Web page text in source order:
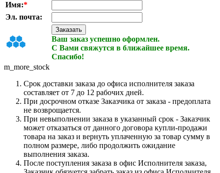
Имя:*
Эл. почта:
Ваш заказ успешно оформлен.
С Вами свяжутся в ближайшее время.
Спасибо!
m_more_stock
Срок доставки заказа до офиса исполнителя заказа
составляет от 7 до 12 рабочих дней.
При досрочном отказе Заказчика от заказа - предоплата
не возврощается.
При невыполнении заказа в указанный срок - Заказчик
может отказаться от данного договора купли-продажи
товара на заказ и вернуть уплаченную за товар сумму в
полном размере, либо продолжить ожидание
выполнения заказа.
После поступления заказа в офис Исполнителя заказа,